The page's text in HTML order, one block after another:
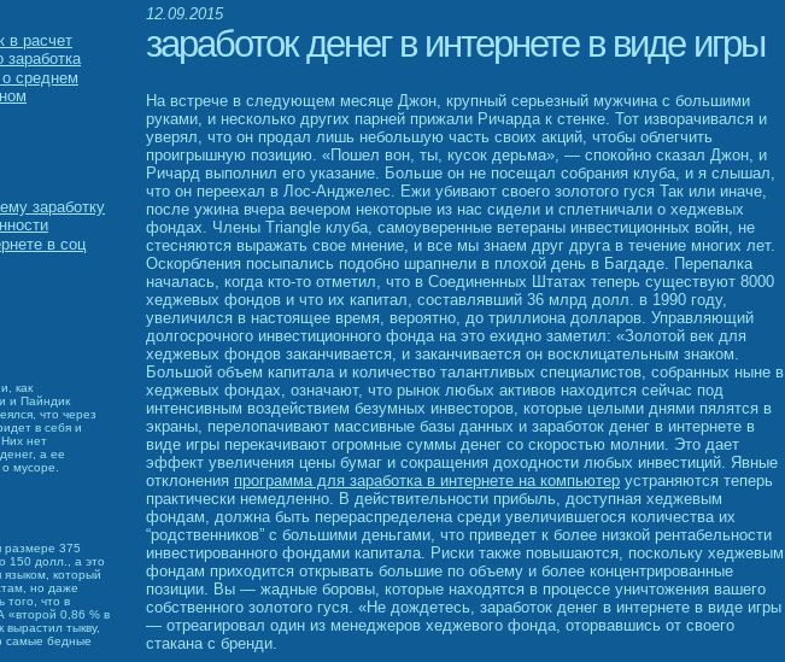
в расчет
заработка
о среднем
заработку
в соц
как
и Пайндик
что через
в себя и
нет
а ее
мусоре.
размере 375
150 долл., а это
который
но даже
того, что в
«второй 0,86 % в
тыкву,
самые бедные
12.09.2015
заработок денег в интернете в виде игры
На встрече в следующем месяце Джон, крупный серьезный мужчина с большими
руками, и несколько других парней прижали Ричарда к стенке. Тот изворачивался и
уверял, что он продал лишь небольшую часть своих акций, чтобы облегчить
проигрышную позицию. «Пошел вон, ты, кусок дерьма», — спокойно сказал Джон, и
Ричард выполнил его указание. Больше он не посещал собрания клуба, и я слышал,
что он переехал в Лос-Анджелес. Ежи убивают своего золотого гуся Так или иначе,
после ужина вчера вечером некоторые из нас сидели и сплетничали о хеджевых
фондах. Члены Triangle клуба, самоуверенные ветераны инвестиционных войн, не
стесняются выражать свое мнение, и все мы знаем друг друга в течение многих лет.
Оскорбления посыпались подобно шрапнели в плохой день в Багдаде. Перепалка
началась, когда кто-то отметил, что в Соединенных Штатах теперь существуют 8000
хеджевых фондов и что их капитал, составлявший 36 млрд долл. в 1990 году,
увеличился в настоящее время, вероятно, до триллиона долларов. Управляющий
долгосрочного инвестиционного фонда на это ехидно заметил: «Золотой век для
хеджевых фондов заканчивается, и заканчивается он восклицательным знаком.
Большой объем капитала и количество талантливых специалистов, собранных ныне в
хеджевых фондах, означают, что рынок любых активов находится сейчас под
интенсивным воздействием безумных инвесторов, которые целыми днями пялятся в
экраны, перелопачивают массивные базы данных и заработок денег в интернете в
виде игры перекачивают огромные суммы денег со скоростью молнии. Это дает
эффект увеличения цены бумаг и сокращения доходности любых инвестиций. Явные
отклонения программа для заработка в интернете на компьютер устраняются теперь
практически немедленно. В действительности прибыль, доступная хеджевым
фондам, должна быть перераспределена среди увеличившегося количества их
“родственников” с большими деньгами, что приведет к более низкой рентабельности
инвестированного фондами капитала. Риски также повышаются, поскольку хеджевым
фондам приходится открывать большие по объему и более концентрированные
позиции. Вы — жадные боровы, которые находятся в процессе уничтожения вашего
собственного золотого гуся. «Не дождетесь, заработок денег в интернете в виде игры
— отреагировал один из менеджеров хеджевого фонда, оторвавшись от своего
стакана с бренди.